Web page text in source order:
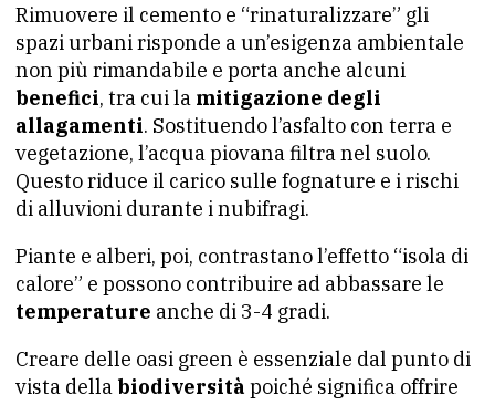
Rimuovere il cemento e “rinaturalizzare” gli
spazi urbani risponde a un’esigenza ambientale
non più rimandabile e porta anche alcuni
benefici, tra cui la mitigazione degli
allagamenti. Sostituendo l’asfalto con terra e
vegetazione, l’acqua piovana filtra nel suolo.
Questo riduce il carico sulle fognature e i rischi
di alluvioni durante i nubifragi.
Piante e alberi, poi, contrastano l’effetto “isola di
calore” e possono contribuire ad abbassare le
temperature anche di 3-4 gradi.
Creare delle oasi green è essenziale dal punto di
vista della biodiversità poiché significa offrire